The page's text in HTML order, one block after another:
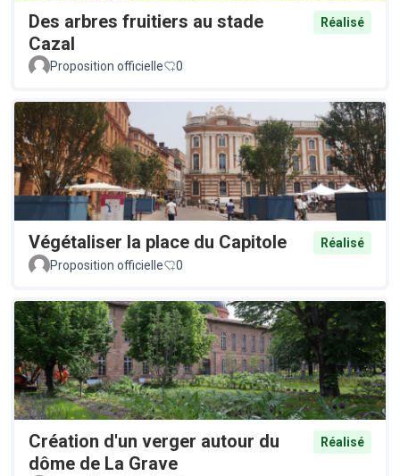
Des arbres fruitiers au stade
Cazal
Réalisé
Proposition officielle 0
Végétaliser la place du Capitole
Réalisé
Proposition officielle
0
Création d'un verger autour du
dôme de La Grave
Réalisé